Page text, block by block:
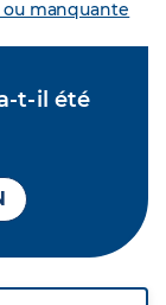
manquante
t-il été